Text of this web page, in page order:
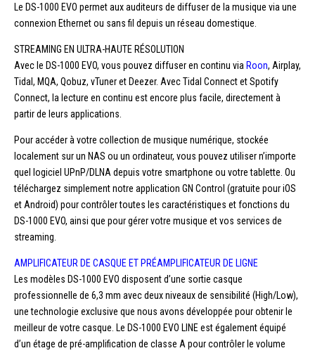
Le DS-1000 EVO permet aux auditeurs de diffuser de la musique via une
connexion Ethernet ou sans fil depuis un réseau domestique.
STREAMING EN ULTRA-HAUTE RÉSOLUTION
Avec le DS-1000 EVO, vous pouvez diffuser en continu via Roon, Airplay,
Tidal, MQA, Qobuz, vTuner et Deezer. Avec Tidal Connect et Spotify
Connect, la lecture en continu est encore plus facile, directement à
partir de leurs applications.
Pour accéder à votre collection de musique numérique, stockée
localement sur un NAS ou un ordinateur, vous pouvez utiliser n’importe
quel logiciel UPnP/DLNA depuis votre smartphone ou votre tablette. Ou
téléchargez simplement notre application GN Control (gratuite pour iOS
et Android) pour contrôler toutes les caractéristiques et fonctions du
DS-1000 EVO, ainsi que pour gérer votre musique et vos services de
streaming.
AMPLIFICATEUR DE CASQUE ET PRÉAMPLIFICATEUR DE LIGNE
Les modèles DS-1000 EVO disposent d’une sortie casque
professionnelle de 6,3 mm avec deux niveaux de sensibilité (High/Low),
une technologie exclusive que nous avons développée pour obtenir le
meilleur de votre casque. Le DS-1000 EVO LINE est également équipé
d’un étage de pré-amplification de classe A pour contrôler le volume